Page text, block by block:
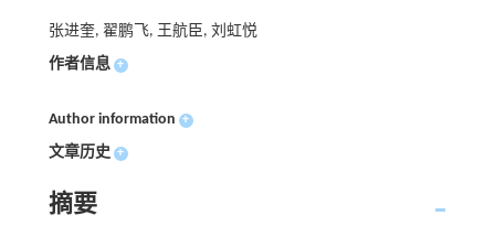
张进奎, 翟鹏飞, 王航臣, 刘虹悦
作者信息 +
Author information +
文章历史 +
摘要